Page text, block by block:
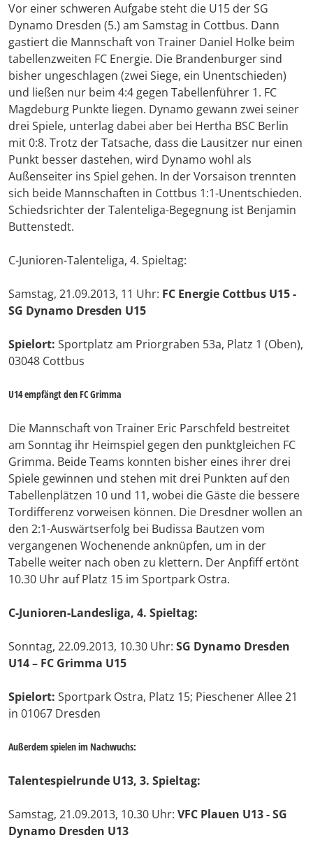
Vor einer schweren Aufgabe steht die U15 der SG
Dynamo Dresden (5.) am Samstag in Cottbus. Dann
gastiert die Mannschaft von Trainer Daniel Holke beim
tabellenzweiten FC Energie. Die Brandenburger sind
bisher ungeschlagen (zwei Siege, ein Unentschieden)
und ließen nur beim 4:4 gegen Tabellenführer 1. FC
Magdeburg Punkte liegen. Dynamo gewann zwei seiner
drei Spiele, unterlag dabei aber bei Hertha BSC Berlin
mit 0:8. Trotz der Tatsache, dass die Lausitzer nur einen
Punkt besser dastehen, wird Dynamo wohl als
Außenseiter ins Spiel gehen. In der Vorsaison trennten
sich beide Mannschaften in Cottbus 1:1-Unentschieden.
Schiedsrichter der Talenteliga-Begegnung ist Benjamin
Buttenstedt.
C-Junioren-Talenteliga, 4. Spieltag:
Samstag, 21.09.2013, 11 Uhr: FC Energie Cottbus U15 -
SG Dynamo Dresden U15
Spielort: Sportplatz am Priorgraben 53a, Platz 1 (Oben),
03048 Cottbus
U14 empfängt den FC Grimma
Die Mannschaft von Trainer Eric Parschfeld bestreitet
am Sonntag ihr Heimspiel gegen den punktgleichen FC
Grimma. Beide Teams konnten bisher eines ihrer drei
Spiele gewinnen und stehen mit drei Punkten auf den
Tabellenplätzen 10 und 11, wobei die Gäste die bessere
Tordifferenz vorweisen können. Die Dresdner wollen an
den 2:1-Auswärtserfolg bei Budissa Bautzen vom
vergangenen Wochenende anknüpfen, um in der
Tabelle weiter nach oben zu klettern. Der Anpfiff ertönt
10.30 Uhr auf Platz 15 im Sportpark Ostra.
C-Junioren-Landesliga, 4. Spieltag:
Sonntag, 22.09.2013, 10.30 Uhr: SG Dynamo Dresden
U14 – FC Grimma U15
Spielort: Sportpark Ostra, Platz 15; Pieschener Allee 21
in 01067 Dresden
Außerdem spielen im Nachwuchs:
Talentespielrunde U13, 3. Spieltag:
Samstag, 21.09.2013, 10.30 Uhr: VFC Plauen U13 - SG
Dynamo Dresden U13